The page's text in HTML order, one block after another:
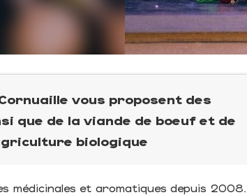
vous proposent des
que de la viande de boeuf et de
biologique
médicinales et aromatiques depuis 2008.